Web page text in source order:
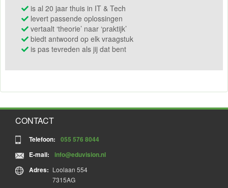
is al 20 jaar thuis in IT & Tech
levert passende oplossingen
vertaalt ‘theorie’ naar ‘praktijk’
biedt antwoord op elk vraagstuk
is pas tevreden als jij dat bent
CONTACT
Telefoon:
055 576 8044
E-mail:
info@eduvision.nl
Adres: Loolaan 554
7315AG